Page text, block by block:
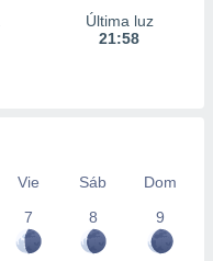
Última luz
21:58
Vie Sáb
Dom
7 8 9